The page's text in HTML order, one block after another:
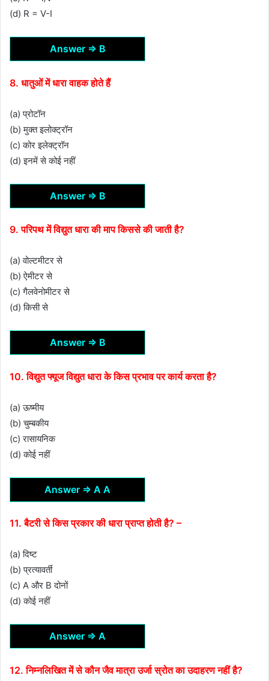
(d) R = V-I
Answer ⇒ B
8. धातुओं में धारा वाहक होते हैं
(a) प्रोटॉन
(b) मुक्त इलोक्ट्रॉन
(c) कोर इलेक्ट्रॉन
(d) इनमें से कोई नहीं
Answer ⇒ B
9. परिपथ में विद्युत धारा की माप किससे की जाती है?
(a) वोल्टमीटर से
(b) ऐमीटर से
(c) गैलवेनोमीटर से
(d) किसी से
Answer ⇒ B
10. विद्युत फ्यूज विद्युत धारा के किस प्रभाव पर कार्य करता है?
(a) ऊष्मीय
(b) चुम्बकीय
(c) रासायनिक
(d) कोई नहीं
Answer ⇒ A A
11. बैटरी से किस प्रकार की धारा प्राप्त होती है? –
(a) दिष्ट
(b) प्रत्यावर्ती
(c) A और B दोनों
(d) कोई नहीं
Answer ⇒ A
12. निम्नलिखित में से कौन जैव मात्रा उर्जा स्रोत का उदाहरण नहीं है?